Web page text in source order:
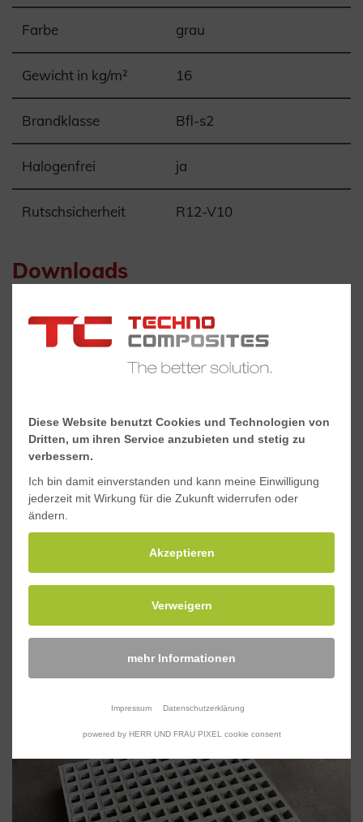
Farbe grau
Gewicht in kg/m² 16
Brandklasse Bfl-s2
Halogenfrei ja
Rutschsicherheit R12-V10
Downloads
Sicherheitsdatenblatt GFK-Gitterroste.pdf
H4ProductAccessories
Befestigungsbügel
Teller, V4A (Mini & Micro)
Diese Website benutzt Cookies und Technologien von
Dritten, um ihren Service anzubieten und stetig zu
verbessern.
Ich bin damit einverstanden und kann meine Einwilligung
jederzeit mit Wirkung für die Zukunft widerrufen oder
ändern.
Akzeptieren
Verweigern
mehr Informationen
Impressum Datenschutzerklärung
powered by HERR UND FRAU PIXEL cookie consent